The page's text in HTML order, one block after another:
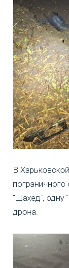
В
"Шахед", одну
дрона.